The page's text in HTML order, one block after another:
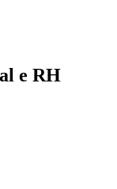
e RH